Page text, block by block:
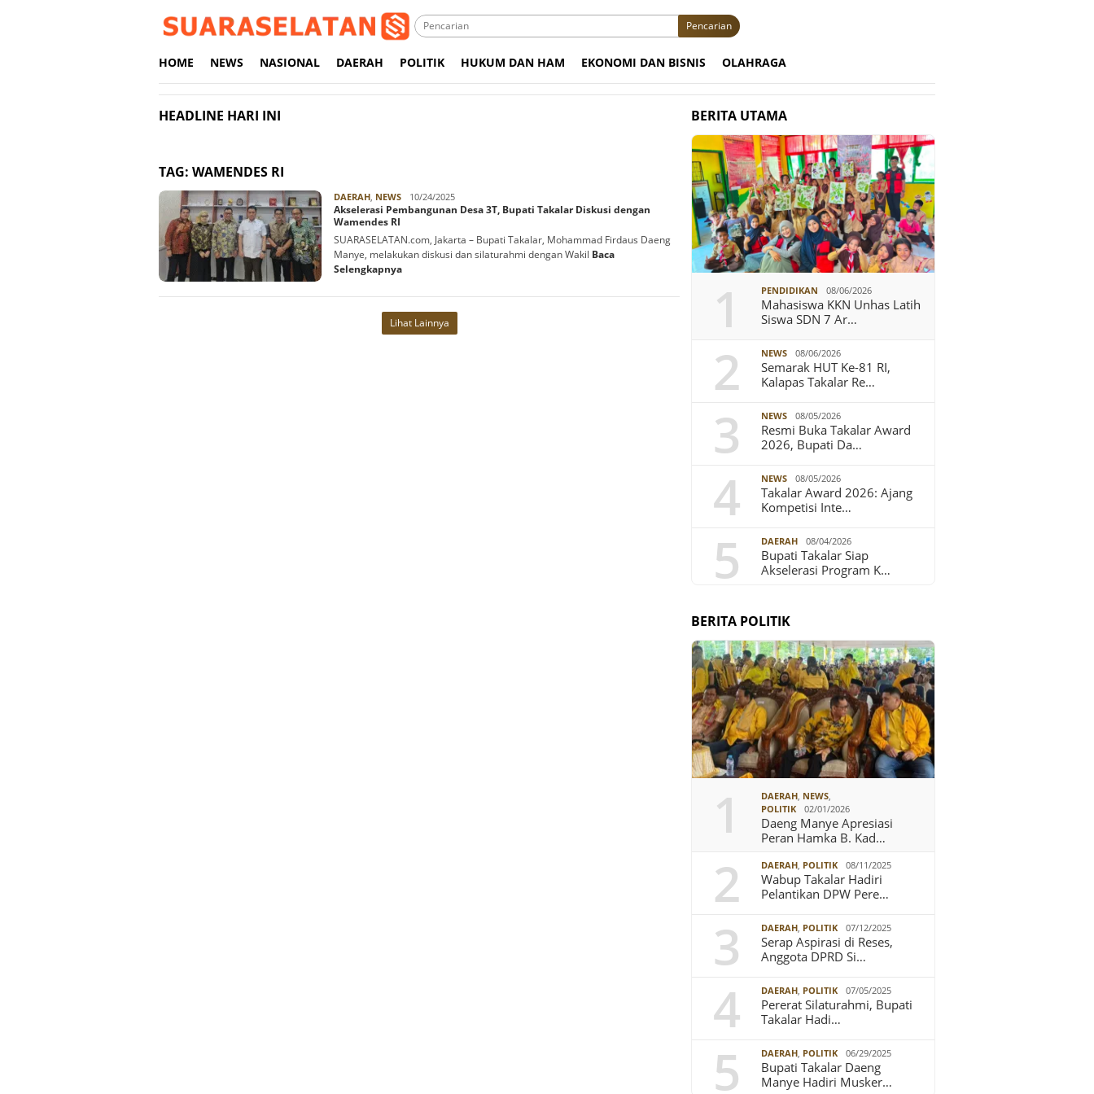
Pencarian
HOME NEWS NASIONAL DAERAH POLITIK HUKUM DAN HAM EKONOMI DAN BISNIS OLAHRAGA
HEADLINE HARI INI
TAG: WAMENDES RI
DAERAH, NEWSRabbani
10/24/2025
Akselerasi Pembangunan Desa 3T, Bupati Takalar Diskusi dengan
Wamendes RI
SUARASELATAN.com, Jakarta – Bupati Takalar, Mohammad Firdaus Daeng
Manye, melakukan diskusi dan silaturahmi dengan Wakil Baca
Selengkapnya
Lihat Lainnya
BERITA UTAMA
1 PENDIDIKAN 08/06/2026
Mahasiswa KKN Unhas Latih
Siswa SDN 7 Ar…
2 NEWS 08/06/2026
Semarak HUT Ke-81 RI,
Kalapas Takalar Re…
3 NEWS 08/05/2026
Resmi Buka Takalar Award
2026, Bupati Da…
4 NEWS 08/05/2026
Takalar Award 2026: Ajang
Kompetisi Inte…
5 DAERAH 08/04/2026
Bupati Takalar Siap
Akselerasi Program K…
BERITA POLITIK
1 DAERAH, NEWS,
POLITIK
02/01/2026
Daeng Manye Apresiasi
Peran Hamka B. Kad…
2 DAERAH, POLITIK 08/11/2025
Wabup Takalar Hadiri
Pelantikan DPW Pere…
3 DAERAH, POLITIK 07/12/2025
Serap Aspirasi di Reses,
Anggota DPRD Si…
4 DAERAH, POLITIK 07/05/2025
Pererat Silaturahmi, Bupati
Takalar Hadi…
5 DAERAH, POLITIK 06/29/2025
Bupati Takalar Daeng
Manye Hadiri Musker…